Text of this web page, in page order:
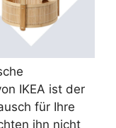
IKEA ist der
für Ihre
ihn nicht